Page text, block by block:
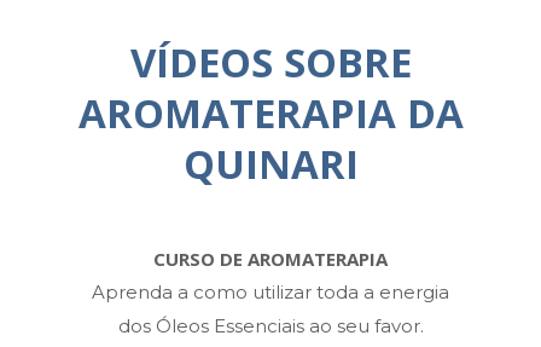
VÍDEOS SOBRE
AROMATERAPIA DA
QUINARI
CURSO DE AROMATERAPIA
Aprenda a como utilizar toda a energia
dos Óleos Essenciais ao seu favor.